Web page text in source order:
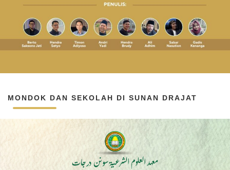
MONDOK DAN SEKOLAH DI SUNAN DRAJAT